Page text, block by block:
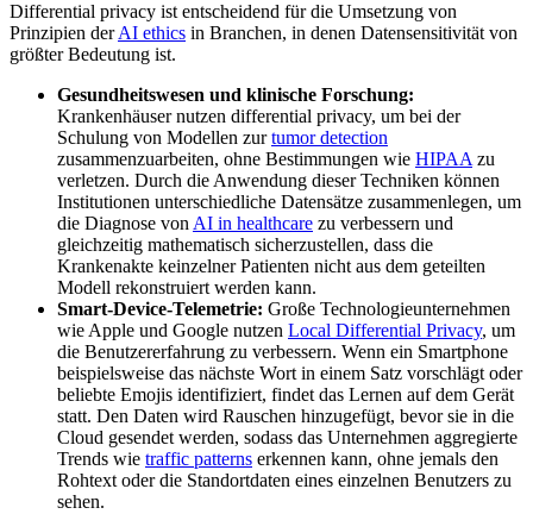
Differential privacy ist entscheidend für die Umsetzung von
Prinzipien derAI ethics in Branchen, in denen Datensensitivität von
größter Bedeutung ist.
Gesundheitswesen und klinische Forschung:
Krankenhäuser nutzen differential privacy, um bei der
Schulung von Modellen zurtumor detection
zusammenzuarbeiten, ohne Bestimmungen wie HIPAA zu
verletzen. Durch die Anwendung dieser Techniken können
Institutionen unterschiedliche Datensätze zusammenlegen, um
die Diagnose von AI in healthcare zu verbessern und
gleichzeitig mathematisch sicherzustellen, dass die
Krankenakte keinzelner Patienten nicht aus dem geteilten
Modell rekonstruiert werden kann.
Smart-Device-Telemetrie: Große Technologieunternehmen
wie Apple und Google nutzen Local Differential Privacy, um
die Benutzererfahrung zu verbessern. Wenn ein Smartphone
beispielsweise das nächste Wort in einem Satz vorschlägt oder
beliebte Emojis identifiziert, findet das Lernen auf dem Gerät
statt. Den Daten wird Rauschen hinzugefügt, bevor sie in die
Cloud gesendet werden, sodass das Unternehmen aggregierte
Trends wie traffic patterns erkennen kann, ohne jemals den
Rohtext oder die Standortdaten eines einzelnen Benutzers zu
sehen.